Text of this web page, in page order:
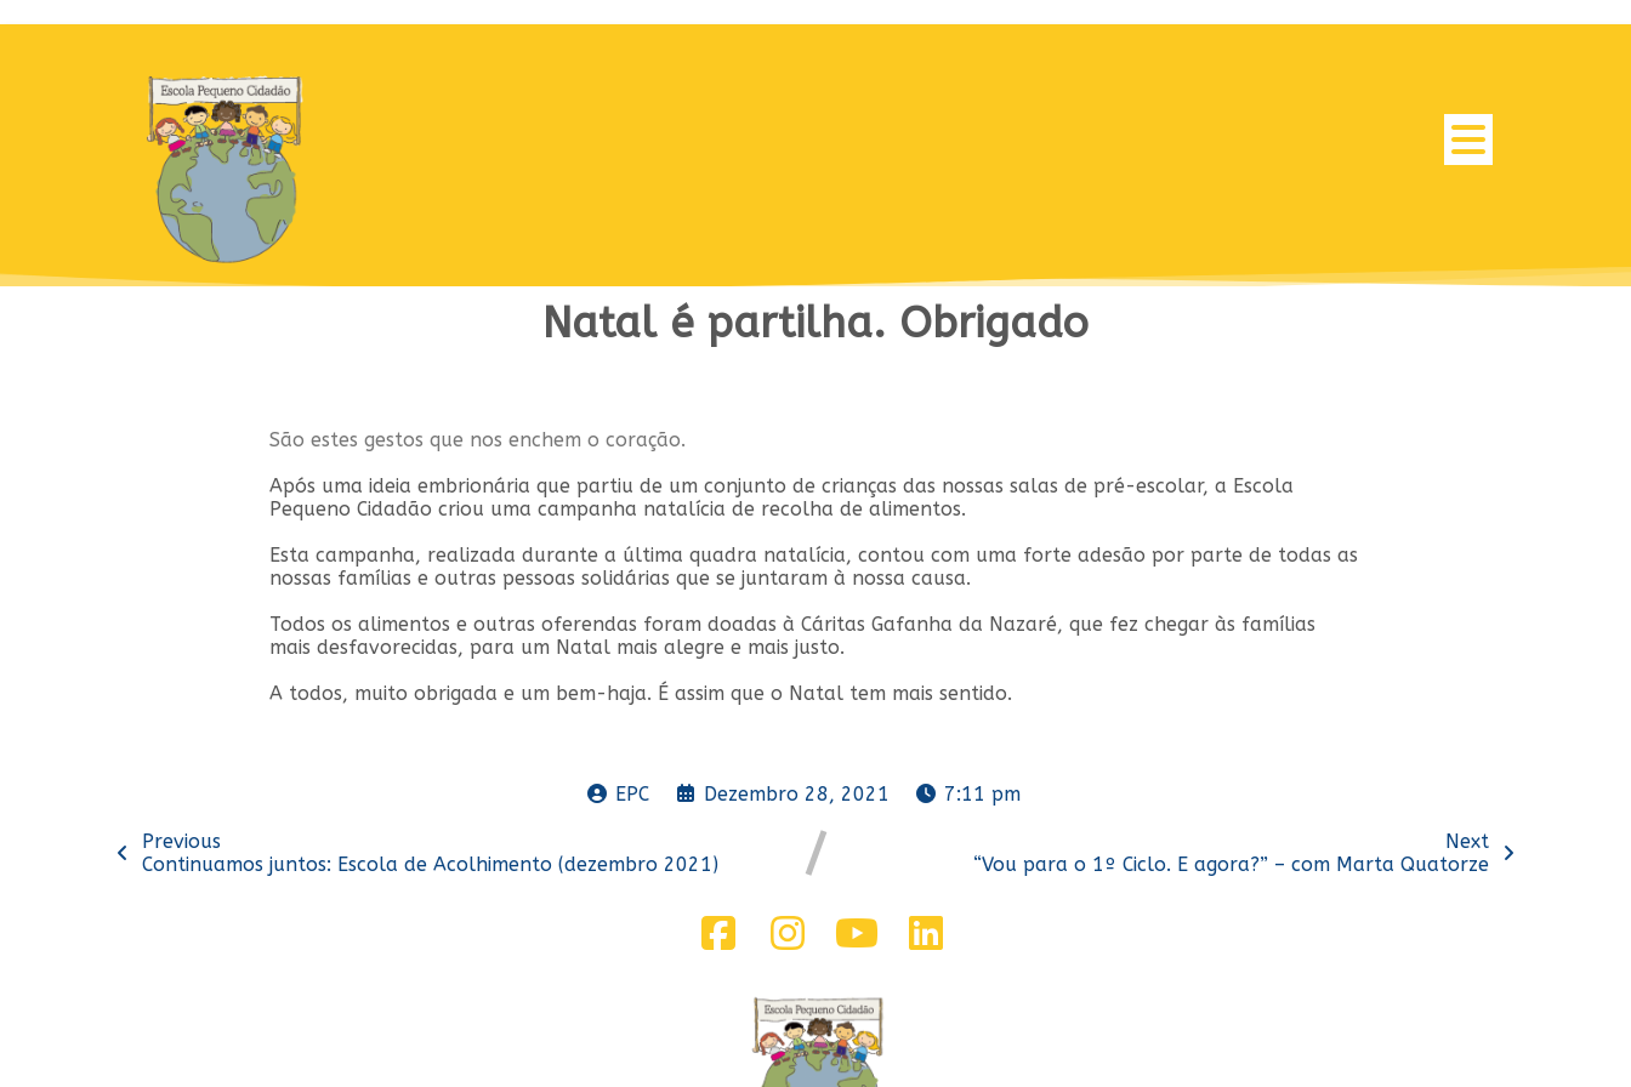
Natal é partilha. Obrigado
São estes gestos que nos enchem o coração.
Após uma ideia embrionária que partiu de um conjunto de crianças das nossas salas de pré-escolar, a Escola
Pequeno Cidadão criou uma campanha natalícia de recolha de alimentos.
Esta campanha, realizada durante a última quadra natalícia, contou com uma forte adesão por parte de todas as
nossas famílias e outras pessoas solidárias que se juntaram à nossa causa.
Todos os alimentos e outras oferendas foram doadas à Cáritas Gafanha da Nazaré, que fez chegar às famílias
mais desfavorecidas, para um Natal mais alegre e mais justo.
A todos, muito obrigada e um bem-haja. É assim que o Natal tem mais sentido.
EPC Dezembro 28, 2021 7:11 pm
Previous
Continuamos juntos: Escola de Acolhimento (dezembro 2021)
Next
“Vou para o 1º Ciclo. E agora?” – com Marta Quatorze